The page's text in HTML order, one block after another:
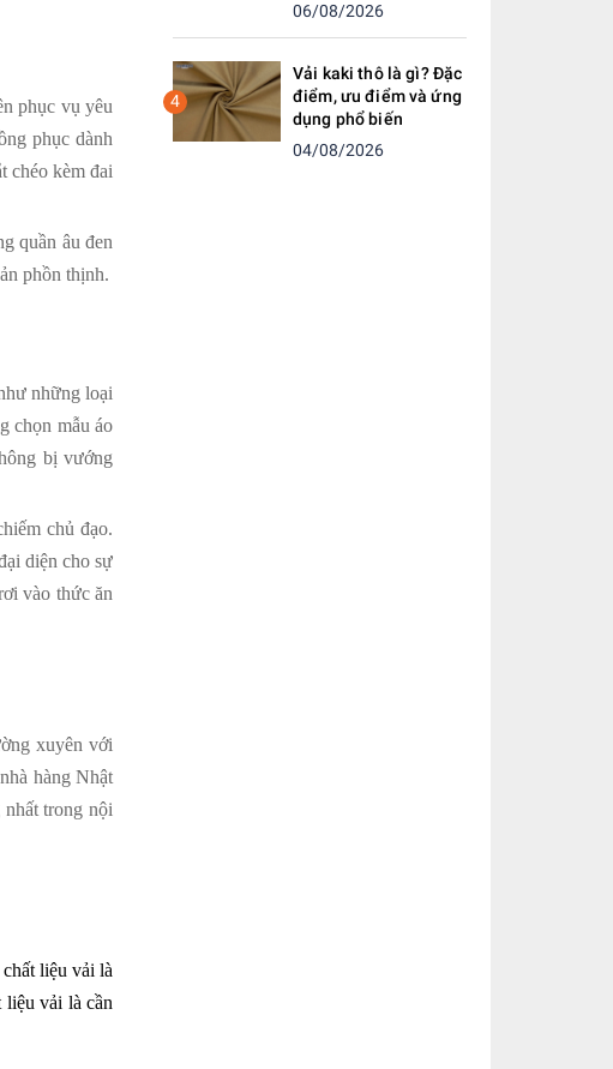
phục vụ yêu
phục dành
chéo kèm đai
quần âu đen
phồn thịnh.
những loại
chọn mẫu áo
bị vướng
chủ đạo.
diện cho sự
vào thức ăn
xuyên với
hàng Nhật
trong nội
liệu vải là
liệu vải là cần
06/08/2026
4
Vải kaki thô là gì? Đặc
điểm, ưu điểm và ứng
dụng phổ biến
04/08/2026